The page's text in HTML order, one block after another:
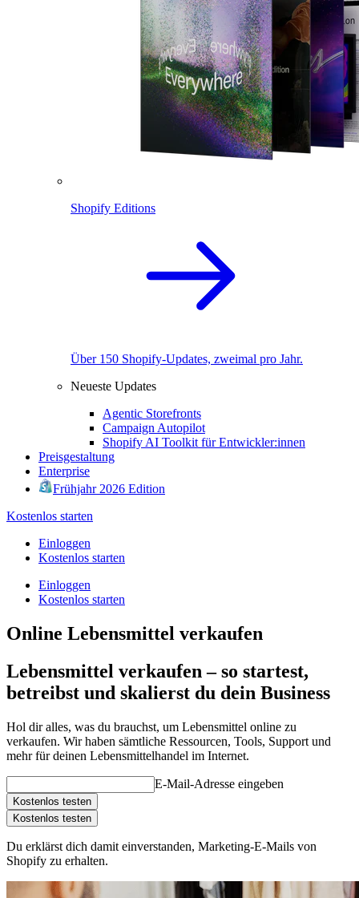
Shopify Editions
Über 150 Shopify-Updates, zweimal pro Jahr.
Neueste Updates
Agentic Storefronts
Campaign Autopilot
Shopify AI Toolkit für Entwickler:innen
Preisgestaltung
Enterprise
Frühjahr 2026 Edition
Kostenlos starten
Einloggen
Kostenlos starten
Einloggen
Kostenlos starten
Online Lebensmittel verkaufen
Lebensmittel verkaufen – so startest,
betreibst und skalierst du dein Business
Hol dir alles, was du brauchst, um Lebensmittel online zu
verkaufen. Wir haben sämtliche Ressourcen, Tools, Support und
mehr für deinen Lebensmittelhandel im Internet.
E-Mail-Adresse eingeben
Kostenlos testen
Kostenlos testen
Du erklärst dich damit einverstanden, Marketing-E-Mails von
Shopify zu erhalten.